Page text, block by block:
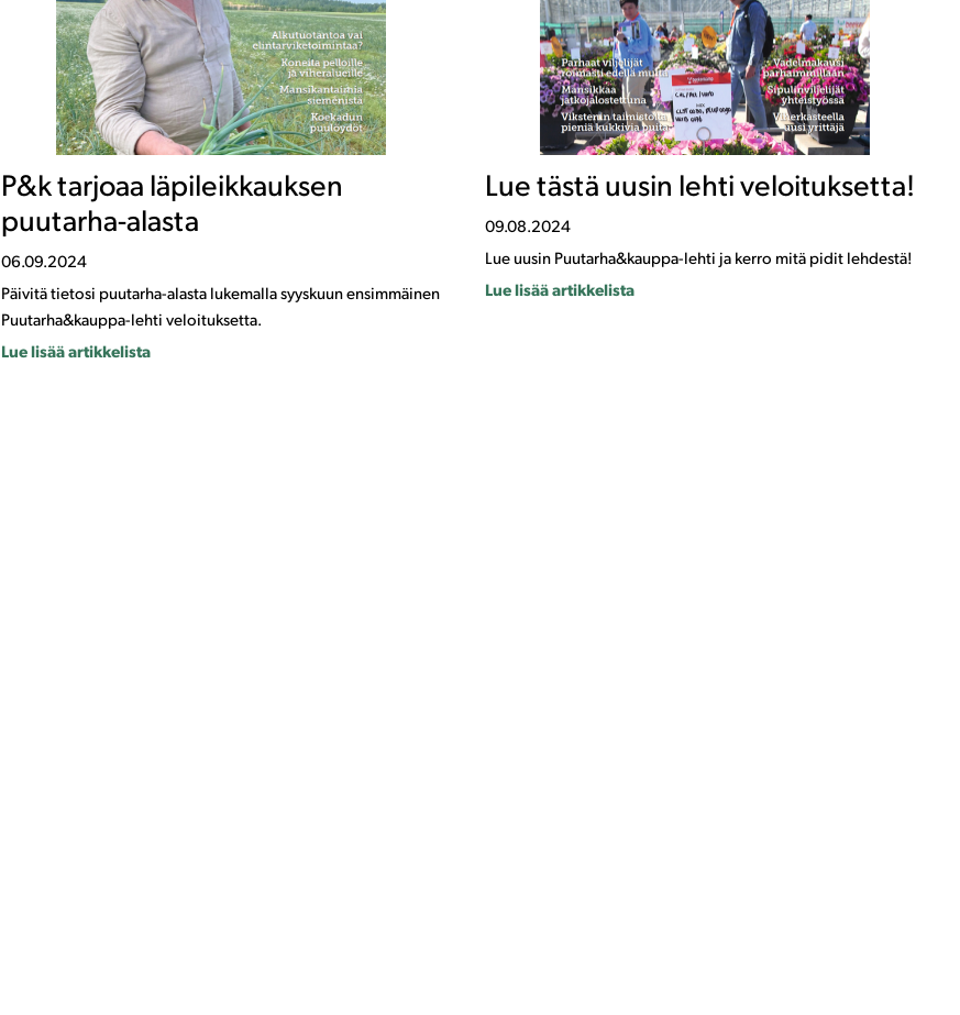
P&k tarjoaa läpileikkauksen
puutarha-alasta
06.09.2024
Päivitä tietosi puutarha-alasta lukemalla syyskuun ensimmäinen
Puutarha&kauppa-lehti veloituksetta.
Lue lisää artikkelista
Lue tästä uusin lehti veloituksetta!
09.08.2024
Lue uusin Puutarha&kauppa-lehti ja kerro mitä pidit lehdestä!
Lue lisää artikkelista